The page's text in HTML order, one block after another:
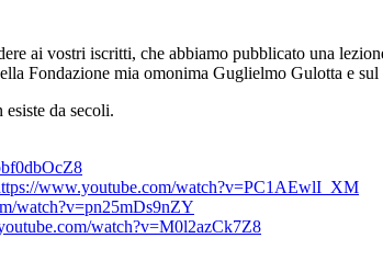
ai vostri iscritti, che abbiamo pubblicato una
Fondazione mia omonima Guglielmo Gulotta e
da secoli.
www.youtube.com/watch?v=PC1AEwlI_XM
watch?v=pn25mDs9nZY
watch?v=M0l2azCk7Z8